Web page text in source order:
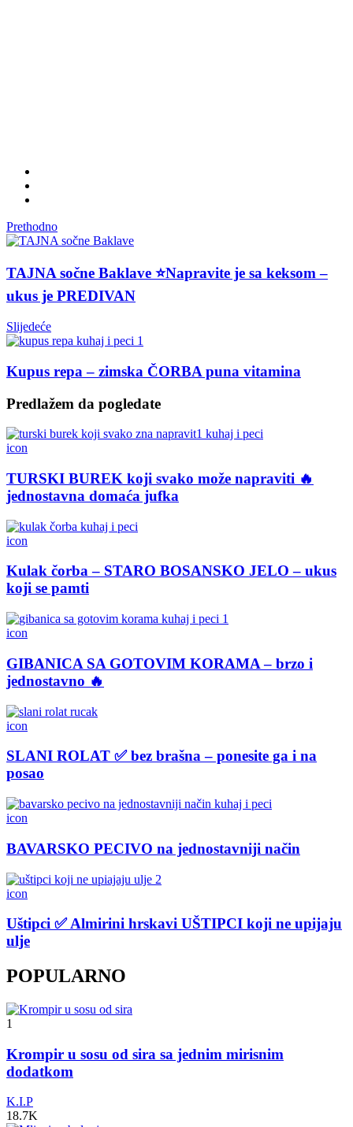
Prethodno
TAJNA sočne Baklave ⭐Napravite je sa keksom –
ukus je PREDIVAN
Slijedeće
Kupus repa – zimska ČORBA puna vitamina
Predlažem da pogledate
icon
TURSKI BUREK koji svako može napraviti 🔥
jednostavna domaća jufka
icon
Kulak čorba – STARO BOSANSKO JELO – ukus
koji se pamti
icon
GIBANICA SA GOTOVIM KORAMA – brzo i
jednostavno 🔥
icon
SLANI ROLAT ✅ bez brašna – ponesite ga i na
posao
icon
BAVARSKO PECIVO na jednostavniji način
icon
Uštipci ✅ Almirini hrskavi UŠTIPCI koji ne upijaju
ulje
POPULARNO
1
Krompir u sosu od sira sa jednim mirisnim
dodatkom
K.I.P
18.7K